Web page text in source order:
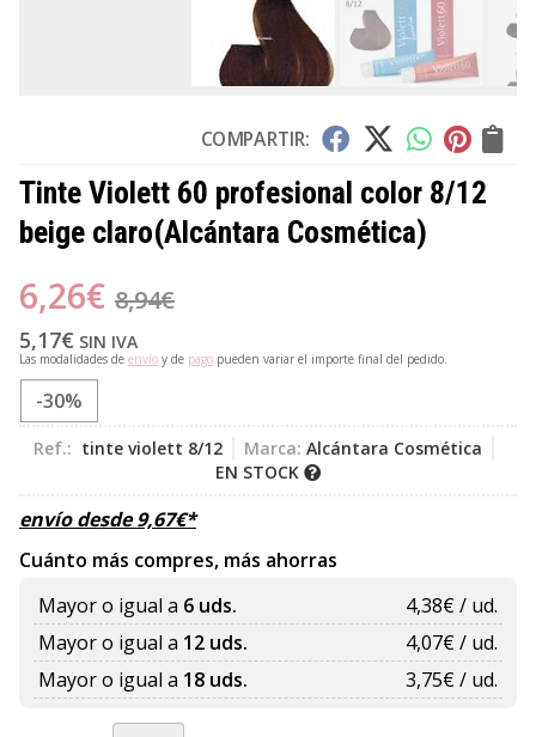
COMPARTIR:
Tinte Violett 60 profesional color 8/12
beige claro(Alcántara Cosmética)
6,26€ 8,94€
5,17€ SIN IVA
Las modalidades de envío y de pago pueden variar el importe final del pedido.
-30%
Ref.: tinte violett 8/12 Marca: Alcántara Cosmética
EN STOCK
envío desde9,67€*
Cuánto más compres, más ahorras
Mayor o igual a 6 uds. 4,38€ / ud.
Mayor o igual a 12 uds. 4,07€ / ud.
Mayor o igual a 18 uds. 3,75€ / ud.